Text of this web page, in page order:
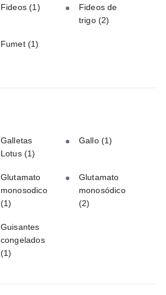
Fideos(1)
Fideos de
trigo(2)
Fumet (1)
Galletas
Lotus (1)
Gallo(1)
Glutamato
monosodico
(1)
Glutamato
monosódico
(2)
Guisantes
congelados
(1)